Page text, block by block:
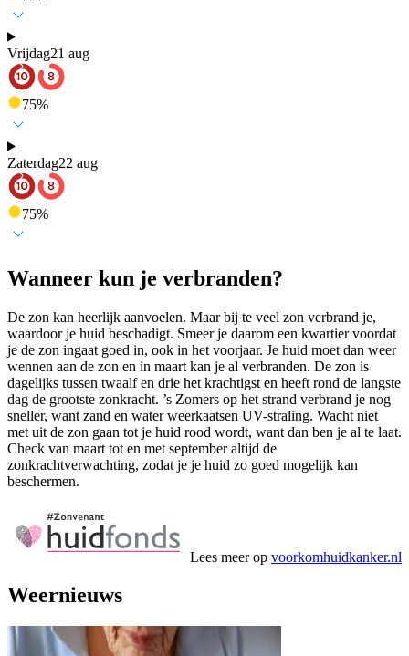
Vrijdag21 aug
75%
Zaterdag22 aug
75%
Wanneer kun je verbranden?
De zon kan heerlijk aanvoelen. Maar bij te veel zon verbrand je,
waardoor je huid beschadigt. Smeer je daarom een kwartier voordat
je de zon ingaat goed in, ook in het voorjaar. Je huid moet dan weer
wennen aan de zon en in maart kan je al verbranden. De zon is
dagelijks tussen twaalf en drie het krachtigst en heeft rond de langste
dag de grootste zonkracht. ’s Zomers op het strand verbrand je nog
sneller, want zand en water weerkaatsen UV-straling. Wacht niet
met uit de zon gaan tot je huid rood wordt, want dan ben je al te laat.
Check van maart tot en met september altijd de
zonkrachtverwachting, zodat je je huid zo goed mogelijk kan
beschermen.
Lees meer op voorkomhuidkanker.nl
Weernieuws